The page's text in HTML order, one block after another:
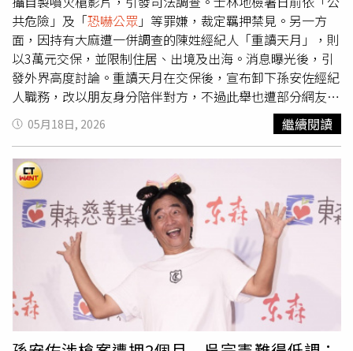
當高。陳宇安也直言，現階段最關鍵的因素，在於警方查扣
的槍械是否具備殺傷力。她認為，若後續鑑定結果確認相關
槍械具有實際殺傷能力，在缺乏減刑條件下，未來恐面臨相
當嚴厲的刑責。
共危險」及「恐嚇公眾 」等罪嫌，裁定羈押禁見。另一方
面，因持有大麻遭一併調查的陳姓經紀人「重讀天月」，則
以3萬元交保，並限制住居、出境及出海。消息曝光後，引
發外界高度討論。重讀天月在交保後，宣布卸下孫安佐經紀
人職務，改以朋友身分陪伴對方，不過此舉也遭部分網友質
疑是在事件爆發後「切割」責任。對此，他深夜透過社群平
台發布長文聲明，提出4點說明，還原整起事件經過。針對
外界質疑他在警詢筆錄中推卸責任，重讀天月表示，所有偵
查程序皆屬不公開內容，外界不應任意揣測。他指出，所有
相關人士的手機均已被警方扣押，認為不存在造假空間，並
強調若做出不實陳述恐涉及偽證罪，希望外界不要散播未經
證實的說法。重讀天月卸任孫安佐經紀人。（圖／翻攝IG／
＠moon.god_lucifer31）對於警方查扣的火槍及相關物
品，重讀天月表示，自己與其他工作人員原本僅認為那些屬
於孫安佐平時研究的生存遊戲器材，並不知道涉及改裝情
形。他強調，若事前得知有違法疑慮，一定會出面制止，並
坦言事件發生後，所有人都感到相當震驚與難過，希望外界
不要再過度揣測。至於外界關注的噴火槍影片拍攝過程，重
05月18日, 2026 繼續閱讀